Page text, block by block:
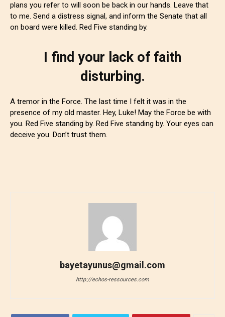
plans you refer to will soon be back in our hands. Leave that
to me. Send a distress signal, and inform the Senate that all
on board were killed. Red Five standing by.
I find your lack of faith
disturbing.
A tremor in the Force. The last time I felt it was in the
presence of my old master. Hey, Luke! May the Force be with
you. Red Five standing by. Red Five standing by. Your eyes can
deceive you. Don’t trust them.
bayetayunus@gmail.com
http://echos-ressources.com